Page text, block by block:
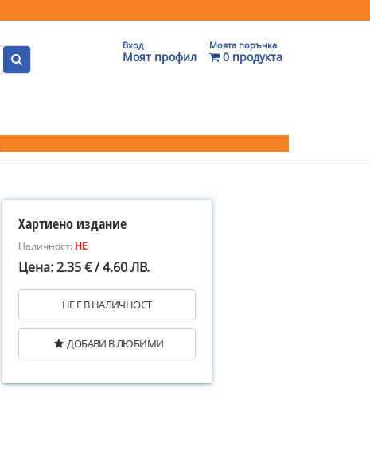
Вход
Моят профил
Моята поръчка
0 продукта
Хартиено издание
Наличност: НЕ
Цена: 2.35 € / 4.60 ЛВ.
НЕ Е В НАЛИЧНОСТ
ДОБАВИ В ЛЮБИМИ